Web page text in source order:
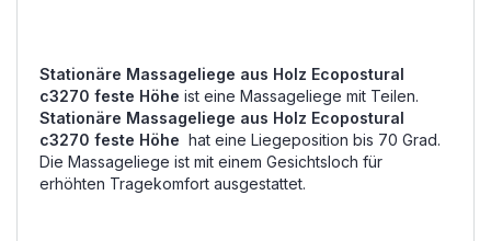
Stationäre Massageliege aus Holz Ecopostural
c3270 feste Höhe ist eine Massageliege mit Teilen.
Stationäre Massageliege aus Holz Ecopostural
c3270 feste Höhe hat eine Liegeposition bis 70 Grad.
Die Massageliege ist mit einem Gesichtsloch für
erhöhten Tragekomfort ausgestattet.